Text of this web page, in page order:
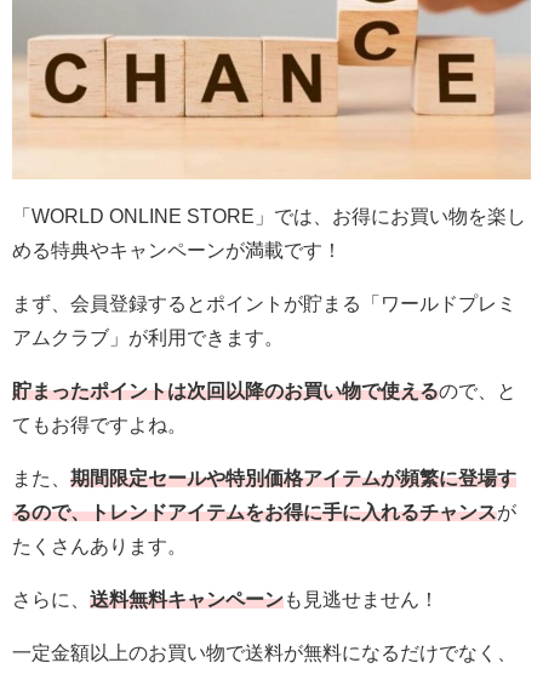
「WORLD ONLINE STORE」では、お得にお買い物を楽し
める特典やキャンペーンが満載です！
まず、会員登録するとポイントが貯まる「ワールドプレミ
アムクラブ」が利用できます。
貯まったポイントは次回以降のお買い物で使えるので、と
てもお得ですよね。
また、 期間限定セールや特別価格アイテムが頻繁に登場す
るので、トレンドアイテムをお得に手に入れるチャンスが
たくさんあります。
さらに、 送料無料キャンペーンも見逃せません！
一定金額以上のお買い物で送料が無料になるだけでなく、